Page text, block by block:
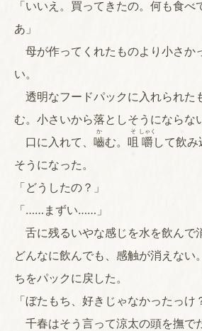
「いいえ。買ってきたの。何も食べ
あ」
母が作ってくれたものより小さか
い。
透明なフードパックに入れられた
む。小さいから落としそうにならな
口に入れて、 嚙
か
む。 咀
そ
嚼
しゃく
して飲
そうになった。
「どうしたの？」
「……まずい……」
舌に残るいやな感じを水を飲んで
どんなに飲んでも、感触が消えない
ちをパックに戻した。
「ぼたもち、好きじゃなかったっ
千春はそう言って涼太の頭を撫で